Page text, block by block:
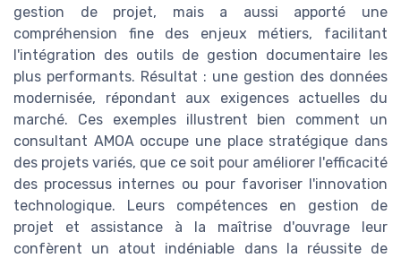
gestion de projet, mais a aussi apporté une
compréhension fine des enjeux métiers, facilitant
l'intégration des outils de gestion documentaire les
plus performants. Résultat : une gestion des données
modernisée, répondant aux exigences actuelles du
marché. Ces exemples illustrent bien comment un
consultant AMOA occupe une place stratégique dans
des projets variés, que ce soit pour améliorer l'efficacité
des processus internes ou pour favoriser l'innovation
technologique. Leurs compétences en gestion de
projet et assistance à la maîtrise d'ouvrage leur
confèrent un atout indéniable dans la réussite de